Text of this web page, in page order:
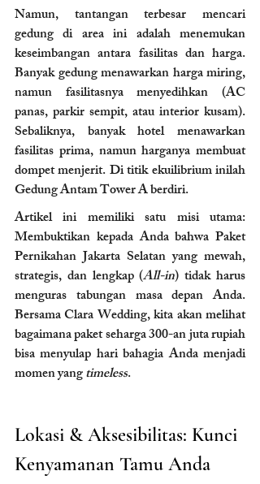
Namun, tantangan terbesar mencari
gedung di area ini adalah menemukan
keseimbangan antara fasilitas dan harga.
Banyak gedung menawarkan harga miring,
namun fasilitasnya menyedihkan (AC
panas, parkir sempit, atau interior kusam).
Sebaliknya, banyak hotel menawarkan
fasilitas prima, namun harganya membuat
dompet menjerit. Di titik ekuilibrium inilah
Gedung Antam Tower A berdiri.
Artikel ini memiliki satu misi utama:
Membuktikan kepada Anda bahwa Paket
Pernikahan Jakarta Selatan yang mewah,
strategis, dan lengkap (All-in) tidak harus
menguras tabungan masa depan Anda.
Bersama Clara Wedding, kita akan melihat
bagaimana paket seharga 300-an juta rupiah
bisa menyulap hari bahagia Anda menjadi
momen yang timeless.
Lokasi & Aksesibilitas: Kunci
Kenyamanan Tamu Anda